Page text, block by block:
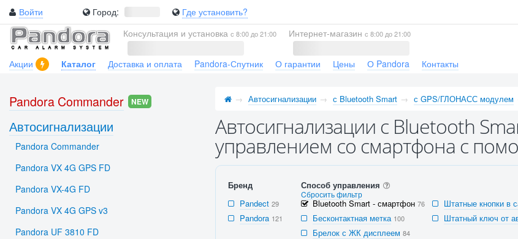
Войти Город: Где установить?
Консультация и установка с 8:00 до 21:00 Интернет-магазин с 8:00 до 21:00
Акции
Каталог Доставка и оплата Pandora-Спутник О гарантии Цены О Pandora Контакты
Автосигнализации с Bluetooth Smart с GPS/ГЛОНАСС модулем
Автосигнализации с Bluetooth
управлением со смартфона с
Бренд
Pandect 29
Pandora 121
Способ управления
Cбросить фильтр
Bluetooth Smart - смартфон 76
Бесконтактная метка 100
Брелок с ЖК дисплеем 84
Штатные кнопки в
Штатный ключ от
Pandora Commander NEW
Автосигнализации
Pandora Commander
Pandora VX 4G GPS FD
Pandora VX-4G FD
Pandora VX 4G GPS v3
Pandora UF 3810 FD